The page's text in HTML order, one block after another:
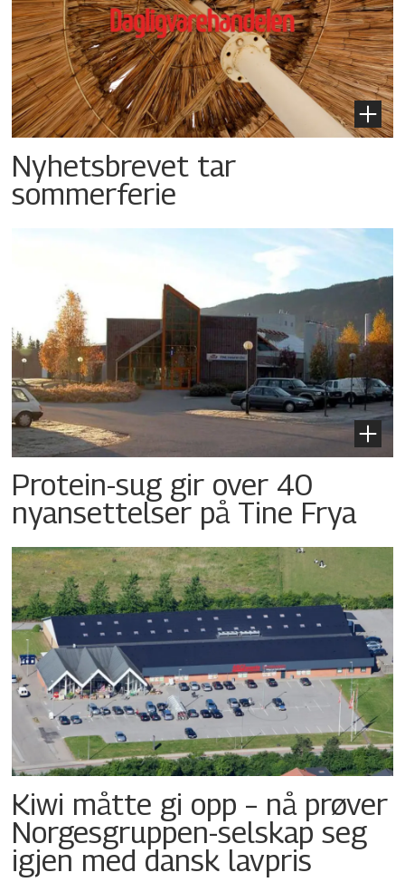
Nyhetsbrevet tar
sommerferie
Protein-sug gir over 40
nyansettelser på Tine Frya
Kiwi måtte gi opp – nå prøver
Norgesgruppen-selskap seg
igjen med dansk lavpris